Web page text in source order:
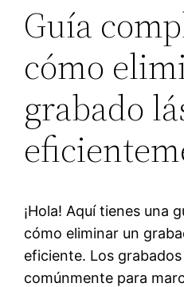
Guía
cómo
grabado
¡Hola! Aquí tienes una
cómo eliminar un
eficiente. Los
comúnmente para